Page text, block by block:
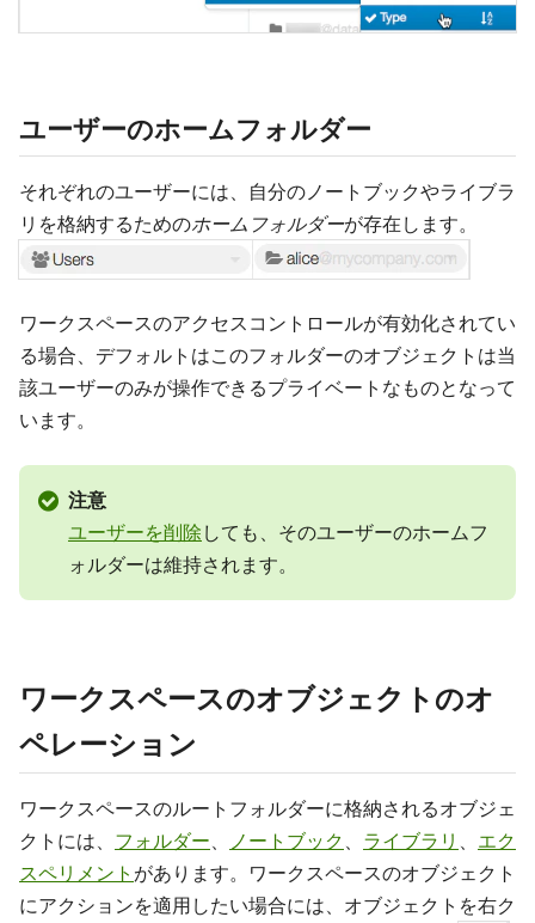
ユーザーのホームフォルダー
それぞれのユーザーには、自分のノートブックやライブラ
リを格納するためのホームフォルダーが存在します。
ワークスペースのアクセスコントロールが有効化されてい
る場合、デフォルトはこのフォルダーのオブジェクトは当
該ユーザーのみが操作できるプライベートなものとなって
います。
注意
ユーザーを削除 しても、そのユーザーのホームフ
ォルダーは維持されます。
ワークスペースのオブジェクトのオ
ペレーション
ワークスペースのルートフォルダーに格納されるオブジェ
クトには、 フォルダー ノートブック ライブラリ
エク
スペリメント があります。ワークスペースのオブジェクト
にアクションを適用したい場合には、オブジェクトを右ク